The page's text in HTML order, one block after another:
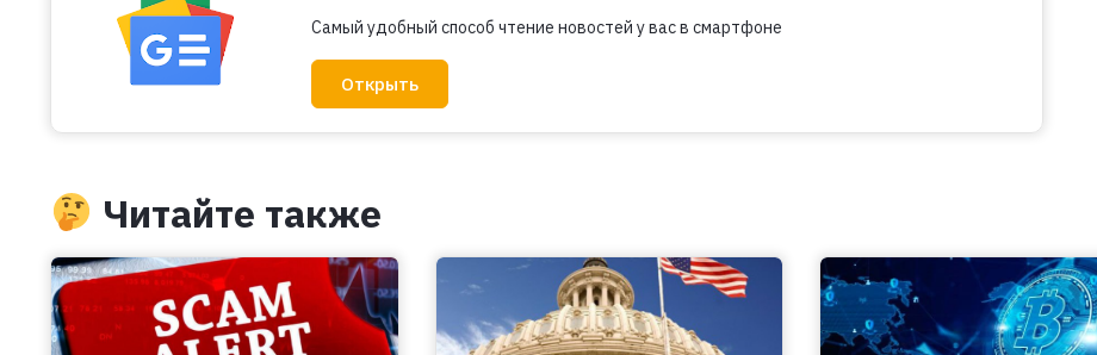
Самый удобный способ чтение новостей у вас в смартфоне
Открыть
Читайте также